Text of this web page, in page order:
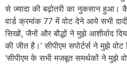
से ज्यादा की बढ़ोतरी का नुकसान हुआ।
वार्ड क्रमांक 77 में वोट देने आये सभी
सिखों, जैनों और बौद्धों ने मुझे आशीर्वाद
की जीत है।’ सीपीएम सपोर्टर्स ने मुझे
‘सीपीएम के सभी मजबूत समर्थकों ने मुझे